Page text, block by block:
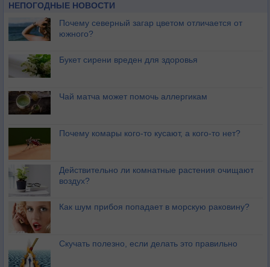
НЕПОГОДНЫЕ НОВОСТИ
Почему северный загар цветом отличается от
южного?
Букет сирени вреден для здоровья
Чай матча может помочь аллергикам
Почему комары кого-то кусают, а кого-то нет?
Действительно ли комнатные растения очищают
воздух?
Как шум прибоя попадает в морскую раковину?
Скучать полезно, если делать это правильно